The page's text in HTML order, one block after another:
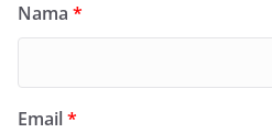
Nama *
Email*